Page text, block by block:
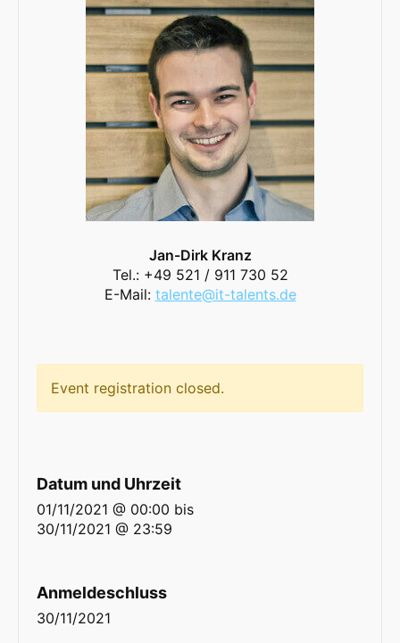
Jan-Dirk Kranz
Tel.: +49 521 / 911 730 52
E-Mail: talente@it-talents.de
Event registration closed.
Datum und Uhrzeit
01/11/2021 @ 00:00 bis
30/11/2021 @ 23:59
Anmeldeschluss
30/11/2021